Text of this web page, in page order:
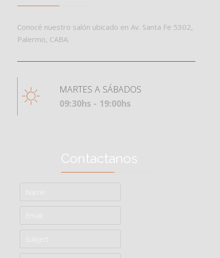
Conocé nuestro salón ubicado en Av. Santa Fe 5302,
Palermo, CABA.
MARTES A SÁBADOS
09:30hs - 19:00hs
Contactanos